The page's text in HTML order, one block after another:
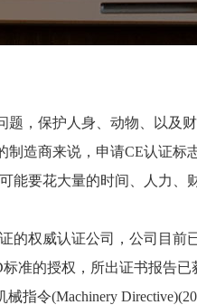
，保护人身、动物、以及
制造商来说，申请CE认证
能要花大量的时间、人力
的权威认证公司，公司目前
准的授权，所出证书报告已
械指令(Machinery